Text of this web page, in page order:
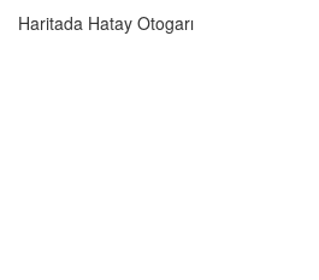
Haritada Hatay Otogarı